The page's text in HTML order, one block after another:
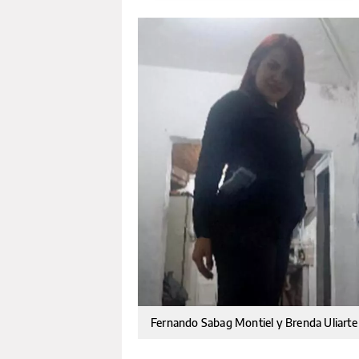
Fernando Sabag Montiel y Brenda Uliarte